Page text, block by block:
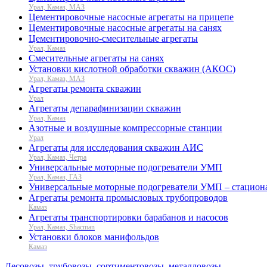
Урал, Камаз, МАЗ
Цементировочные насосные агрегаты на прицепе
Цементировочные насосные агрегаты на санях
Цементировочно-смесительные агрегаты
Урал, Камаз
Смесительные агрегаты на санях
Установки кислотной обработки скважин (АКОС)
Урал, Камаз, МАЗ
Агрегаты ремонта скважин
Урал
Агрегаты депарафинизации скважин
Урал, Камаз
Азотные и воздушные компрессорные станции
Урал
Агрегаты для исследования скважин АИС
Урал, Камаз, Четра
Универсальные моторные подогреватели УМП
Урал, Камаз, ГАЗ
Универсальные моторные подогреватели УМП –
Агрегаты ремонта промысловых трубопроводов
Камаз
Агрегаты транспортировки барабанов и насосов
Урал, Камаз, Shacman
Установки блоков манифольдов
Камаз